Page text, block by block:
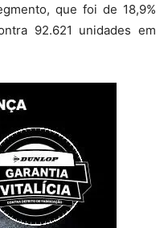
que foi de 18,9%
92.621 unidades em